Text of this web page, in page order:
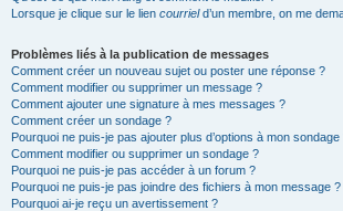
Lorsque je clique sur le lien courrield’un membre, on me
Problèmes liés à la publication de messages
Comment créer un nouveau sujet ou poster une réponse ?
Comment modifier ou supprimer un message ?
Comment ajouter une signature à mes messages ?
Comment créer un sondage ?
Pourquoi ne puis-je pas ajouter plus d’options à mon sondage
Comment modifier ou supprimer un sondage ?
Pourquoi ne puis-je pas accéder à un forum ?
Pourquoi ne puis-je pas joindre des fichiers à mon message ?
Pourquoi ai-je reçu un avertissement ?